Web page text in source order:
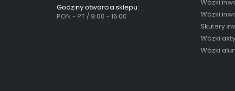
Godziny otwarcia sklepu:
PON - PT / 8:00 - 16:00
Wózki
Wózki
Skutery
Wózki
Wózki